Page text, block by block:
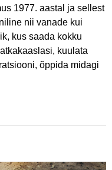
1977. aastal ja sellest
nii vanade kui
kus saada kokku
kuulata
õppida midagi